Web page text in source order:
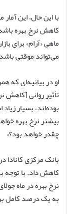
با این حال، این
ماهی «آرام» برای
می‌تواند موقتی
او در بیانیه‌ای که
تأثیر روانی [کاهش
بوده‌اند، بسیار
بیشتر نرخ بهره
چقدر خواهد بود؟»
کاهش داد. با توجه
نرخ بهره در ماه
به یک درصد کامل